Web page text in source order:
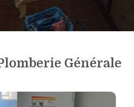
Générale